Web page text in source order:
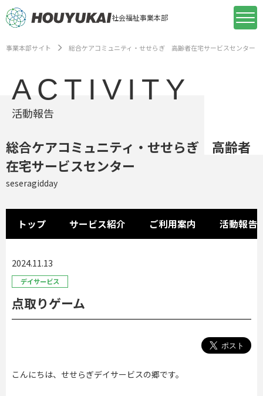
社会福祉事業本部
事業本部サイト 総合ケアコミュニティ・せせらぎ 高齢者在宅サービスセンター
ACTIVITY
活動報告
総合ケアコミュニティ・せせらぎ 高齢者
在宅サービスセンター
seseragidday
トップ サービス紹介 ご利用案内 活動報告
2024.11.13
デイサービス
点取りゲーム
こんにちは、せせらぎデイサービスの郷です。